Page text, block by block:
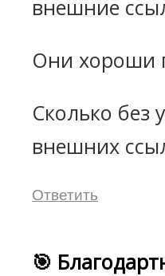
внешние
Они хороши
Сколько
внешних
Ответить
🎯